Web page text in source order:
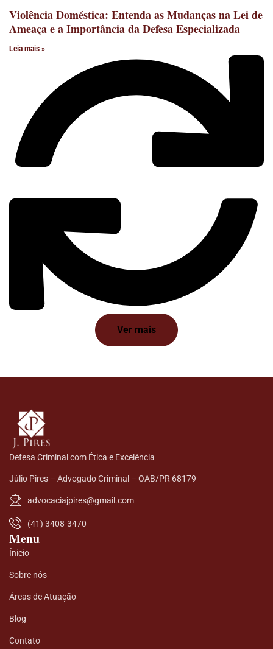
Violência Doméstica: Entenda as Mudanças na Lei de
Ameaça e a Importância da Defesa Especializada
Leia mais »
Ver mais
Defesa Criminal com Ética e Excelência
Júlio Pires – Advogado Criminal – OAB/PR 68179
advocaciajpires@gmail.com
(41) 3408-3470
Menu
Ínicio
Sobre nós
Áreas de Atuação
Blog
Contato